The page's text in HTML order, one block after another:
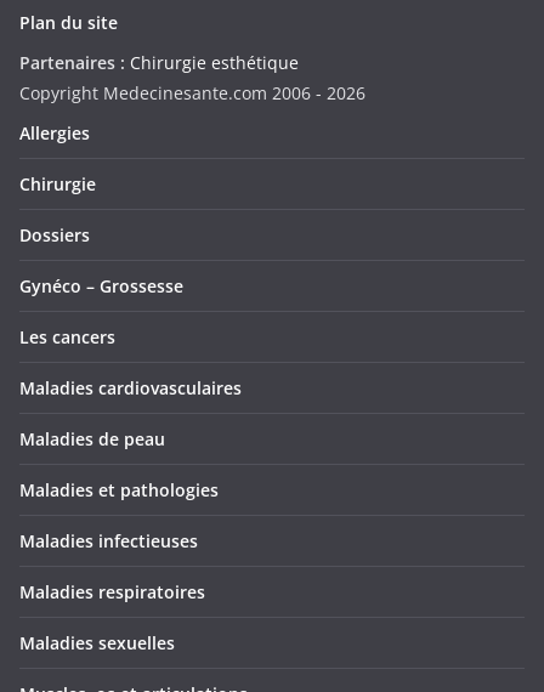
Plan du site
Partenaires : Chirurgie esthétique
Copyright Medecinesante.com 2006 - 2026
Allergies
Chirurgie
Dossiers
Gynéco – Grossesse
Les cancers
Maladies cardiovasculaires
Maladies de peau
Maladies et pathologies
Maladies infectieuses
Maladies respiratoires
Maladies sexuelles